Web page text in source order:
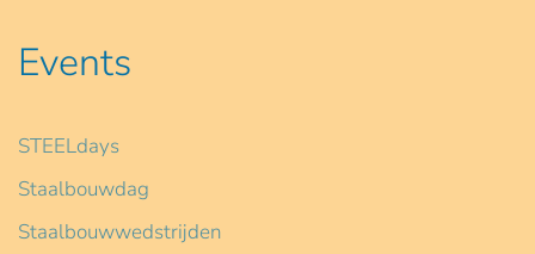
Events
STEELdays
Staalbouwdag
Staalbouwwedstrijden